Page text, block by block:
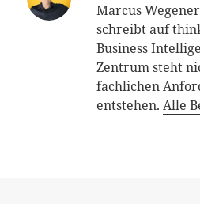
Marcus
schreibt auf
Business
Zentrum steht
fachlichen
entstehen.Alle